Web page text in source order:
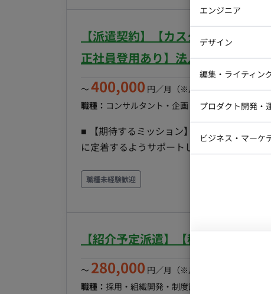
用のデータ作成・支援業務。 【活用促進・企画】 サービスをより活用いただくためのキャンペー
ン企画・実行、および店舗や事業責任者向け
タリング・改善提案】 稼働状況のモニタリングを行い、課題解決に向けたヒアリングや改善策の提
案。 ■条件面■ 雇用形態：正社員 契約期間：2か月程度は派遣契約、以後正社員登用予定 試用期
間：紹介予定派遣のためなし 休日・休暇
慶弔、特別休暇） リモートワーク：無 ※お
より時短勤務やテレワーク、在宅勤務も可
(変更の範囲)会社の定める場所 稼動時間：
時は時給制) ■派遣期間時時給：1,500～
500万円(年俸制) ※キャリア・スキル・希望
保険：各種社会保険完備 受動喫煙対策：あ
で） ・給料週払い制 ・前払い利用可 ・フ
【派遣契約】【カスタマーサポー
正社員登用あり】法人顧客への導
〜 400,000 円／月 （※月160時間稼働の場
職種： コンサルタント・企画・セールススキル：
■ 【期待するミッション】 法人顧客への導入支援（オンボーディング）を通じて、サービスが円滑
に定着するようサポートしていただくこと
す。 ■ 【業務内容】 法人顧客への導入オンボーディング、およびプロジェクトの進捗管理業務。
案】 稼働状況のモニタリングを行い、課題解決に向けたヒアリングや改善策の提案。 ■ 【チーム体
保険加入必須） ・ 稼働量：週5日 ・稼働曜日：月曜〜金曜 ・稼働時間：9:00〜18:00（休憩
13:00〜14:00） ・働き方：常駐 ・交通費：支給（上限月25,000円） ・時給：1,500～2,500円 ※ス
職種未経験歓迎
【紹介予定派遣】【秘書/週5日/常
〜 280,000 円／月 （※月160時間稼働の場合
職種： 採用・組織開発・制度設計
エンジニア
インフラエ
テストエン
デザイン
Webデザイナ
ラストレー
編集・ライティン
プロダクト開発・
クトマネージ
ビジネス・マーケ